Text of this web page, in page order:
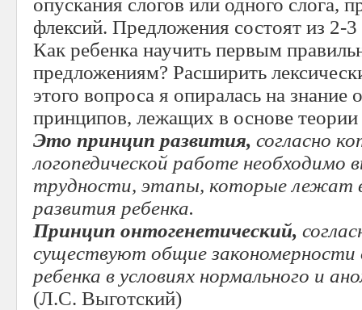
опускания слогов или одного слога,
флексий. Предложения состоят из 2-
Как ребенка научить первым
предложениям? Расширить
этого вопроса я опиралась на
принципов, лежащих в основе теории
Это принцип развития, согласно
логопедической работе необходимо
трудности, этапы, которые лежат
развития ребенка.
Принцип онтогенетический,
существуют общие закономерности
ребенка в условиях нормального и
(Л.С. Выготский)